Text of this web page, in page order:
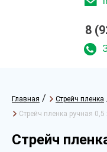
8
Главная / Стрейч пленка
Стрейч пленка ручная
Стрейч